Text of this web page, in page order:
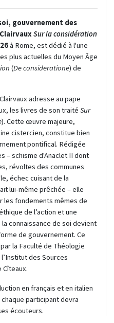
gouvernement des
Surla considération
à Rome, est dédié à l'une
plus actuelles du Moyen Âge
(De consideratione) de
adresse au pape
les livres de son traité Sur
). Cette œuvre majeure,
cistercien, constitue bien
pontifical. Rédigée
– schisme d'Anaclet II dont
révoltes des communes
échec cuisant de la
lui-même prêchée – elle
les fondements mêmes de
de l’action et une
connaissance de soi devient
de gouvernement. Ce
la Faculté de Théologie
des Sources
Cîteaux.
en français et en italien
participant devra
écouteurs.